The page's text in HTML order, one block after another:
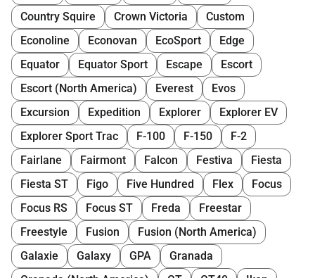
Country Squire
Crown Victoria
Custom
Econoline
Econovan EcoSport
Edge
Equator
Equator Sport Escape
Escort
Escort (North America)
Everest
Evos
Excursion
Expedition Explorer
Explorer EV
Explorer Sport Trac
F-100 F-150
F-2
Fairlane
Fairmont Falcon Festiva
Fiesta
Fiesta ST
Figo Five Hundred Flex
Focus
Focus RS
Focus ST Freda
Freestar
Freestyle
Fusion
Fusion (North America)
Galaxie
Galaxy GPA
Granada